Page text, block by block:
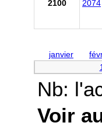
2100
2074
janvier
1
Nb:
Voir